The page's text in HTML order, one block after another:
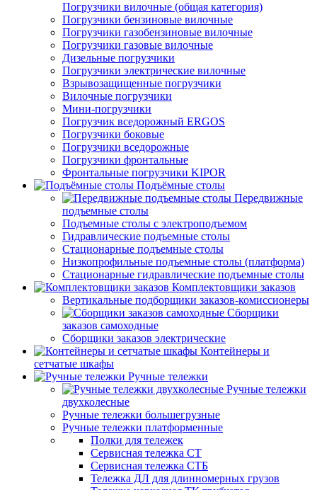
Погрузчики вилочные (общая категория)
Погрузчики бензиновые вилочные
Погрузчики газобензиновые вилочные
Погрузчики газовые вилочные
Дизельные погрузчики
Погрузчики электрические вилочные
Взрывозащищенные погрузчики
Вилочные погрузчики
Мини-погрузчики
Погрузчик вседорожный ERGOS
Погрузчики боковые
Погрузчики вседорожные
Погрузчики фронтальные
Фронтальные погрузчики KIPOR
Подъёмные столы
Передвижные
подъемные столы
Подъемные столы с электроподъемом
Гидравлические подъемные столы
Стационарные подъемные столы
Низкопрофильные подъемные столы (платформа)
Стационарные гидравлические подъемные столы
Комплектовщики заказов
Вертикальные подборщики заказов-комиссионеры
Сборщики
заказов самоходные
Сборщики заказов электрические
Контейнеры и
сетчатые шкафы
Ручные тележки
Ручные тележки
двухколесные
Ручные тележки большегрузные
Ручные тележки платформенные
Полки для тележек
Сервисная тележка СТ
Сервисная тележка СТБ
Тележка ДЛ для длинномерных грузов